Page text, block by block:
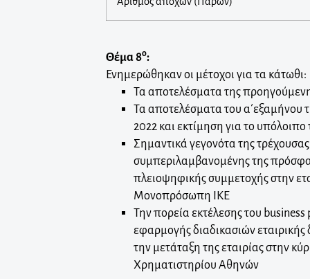
Θέμα 8ο:
Ενημερώθηκαν οι μέτοχοι για τα κάτωθι:
Τα αποτελέσματα της
Τα αποτελέσματα του α΄εξαμήνου
2022 και εκτίμηση για το υπόλοιπο
Σημαντικά γεγονότα της
συμπεριλαμβανομένης της
πλειοψηφικής συμμετοχής στην
Μονοπρόσωπη ΙΚΕ
Την πορεία εκτέλεσης του business
εφαρμογής διαδικασιών
την μετάταξη της εταιρίας στην
Χρηματιστηρίου Αθηνών